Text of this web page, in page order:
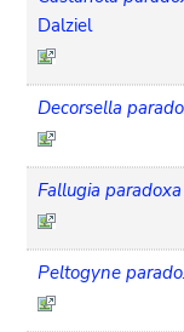
Dalziel
Decorsella
Fallugia paradoxa
Peltogyne